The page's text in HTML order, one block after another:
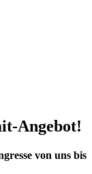
Angebot!
von uns bis